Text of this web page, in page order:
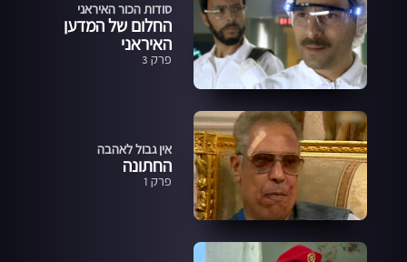
סודות הכור האיראני
החלום של המדען
האיראני
פרק 3
אין גבול לאהבה
החתונה
פרק 1